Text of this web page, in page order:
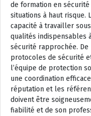
de formation en
situations à haut risque.
capacité à travailler
qualités indispensables
sécurité rapprochée. De
protocoles de sécurité
l’équipe de protection
une coordination
réputation et les
doivent être
fiabilité et de son